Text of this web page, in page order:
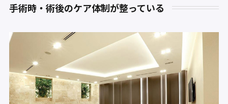
手術時・術後のケア体制が整っている